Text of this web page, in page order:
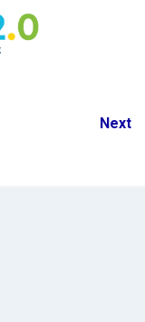
Next